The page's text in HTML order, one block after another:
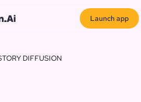
Launch app
DIFFUSION